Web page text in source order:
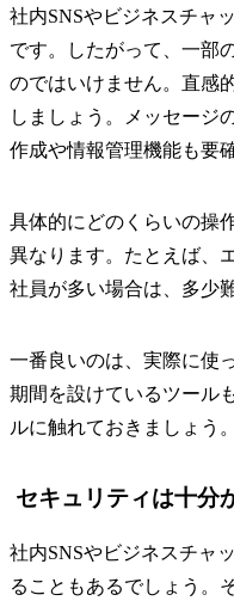
社内SNSやビジネスチャ
です。したがって、一部
のではいけません。直感
しましょう。メッセージ
作成や情報管理機能も要
具体的にどのくらいの操
異なります。たとえば、
社員が多い場合は、多少
一番良いのは、実際に使
期間を設けているツール
ルに触れておきましょう。
セキュリティは十分
社内SNSやビジネスチャ
ることもあるでしょう。